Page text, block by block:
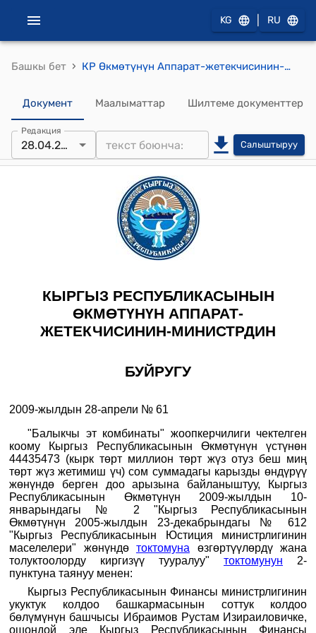
KG RU
Башкы бет › КР Өкмөтүнүн Аппарат-жетекчисинин-министрдин 2009-жылдын 28-апрелиндеги № 61 (Р.И. Ибраимов жана Б.С.Ахматовго ишеним кат берүү боюнча) буйругу
Документ Маалыматтар Шилтеме документтер
Редакция
28.04.2009 Салыштыруу